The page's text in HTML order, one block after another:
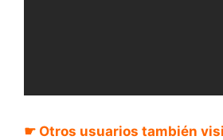
☛ Otros usuarios también